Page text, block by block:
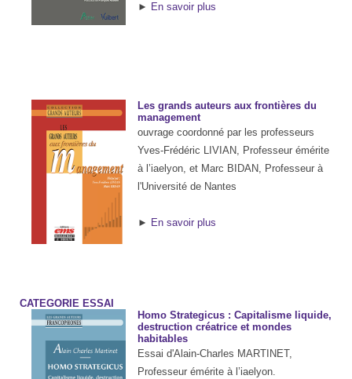
► En savoir plus
Les grands auteurs aux frontières du
management
ouvrage coordonné par les professeurs
Yves-Frédéric LIVIAN, Professeur émérite
à l’iaelyon, et Marc BIDAN, Professeur à
l'Université de Nantes
► En savoir plus
CATEGORIE ESSAI
Homo Strategicus : Capitalisme liquide,
destruction créatrice et mondes
habitables
Essai d'Alain-Charles MARTINET,
Professeur émérite à l’iaelyon.